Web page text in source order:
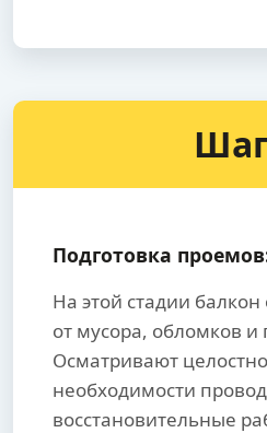
Подготовка
На этой стадии
от мусора, обломков и
Осматривают
необходимости
восстановительные